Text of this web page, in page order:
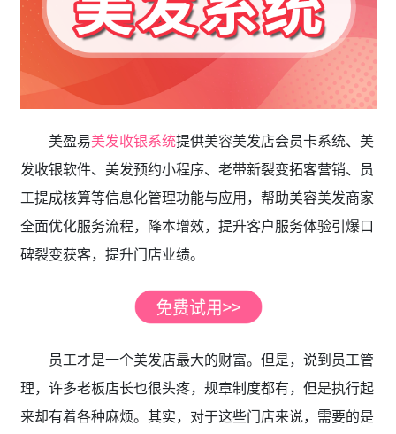
美盈易美发收银系统提供美容美发店会员卡系统、美
发收银软件、美发预约小程序、老带新裂变拓客营销、员
工提成核算等信息化管理功能与应用，帮助美容美发商家
全面优化服务流程，降本增效，提升客户服务体验引爆口
碑裂变获客，提升门店业绩。
员工才是一个美发店最大的财富。但是，说到员工管
理，许多老板店长也很头疼，规章制度都有，但是执行起
来却有着各种麻烦。其实，对于这些门店来说，需要的是